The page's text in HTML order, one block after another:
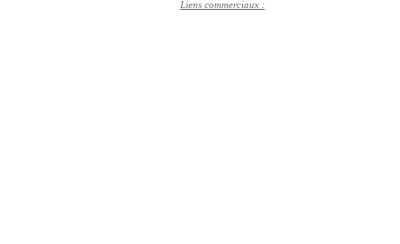
Liens commerciaux :